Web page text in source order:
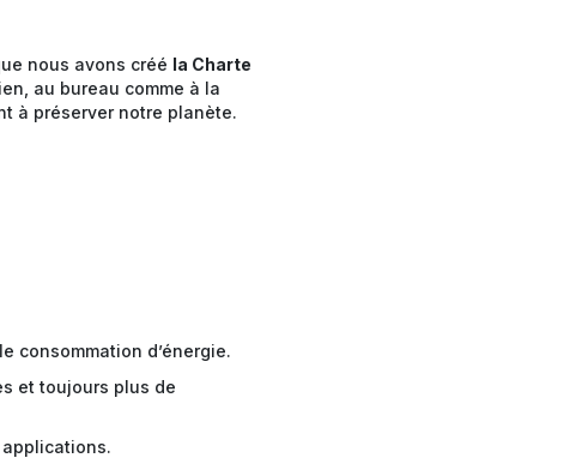
nous avons créé la Charte
au bureau comme à la
à préserver notre planète.
consommation d’énergie.
et toujours plus de